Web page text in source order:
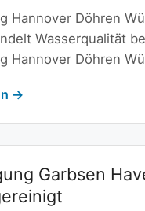
Hannover Döhren
Wasserqualität
Hannover Döhren
→
Garbsen